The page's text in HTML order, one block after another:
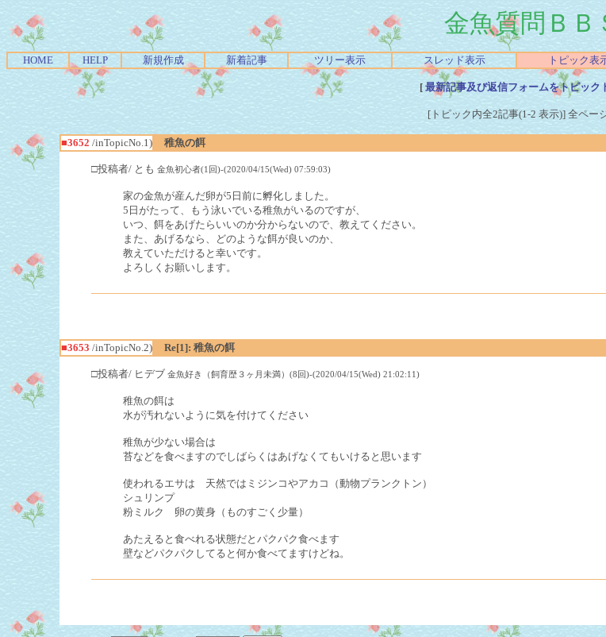
金魚質問ＢＢ
HOME HELP 新規作成 新着記事 ツリー表示 スレッド表示 トピック表
[最新記事及び返信フォームをトピック
[トピック内全2記事(1-2 表示)] 全ペー
■3652 /inTopicNo.1) 稚魚の餌
□投稿者/ とも 金魚初心者(1回)-(2020/04/15(Wed) 07:59:03)
家の金魚が産んだ卵が5日前に孵化しました。
5日がたって、もう泳いでいる稚魚がいるのですが、
いつ、餌をあげたらいいのか分からないので、教えてください。
また、あげるなら、どのような餌が良いのか、
教えていただけると幸いです。
よろしくお願いします。
■3653 /inTopicNo.2) Re[1]: 稚魚の餌
□投稿者/ ヒデブ 金魚好き（飼育歴３ヶ月未満）(8回)-(2020/04/15(Wed) 21:02:11)
稚魚の餌は
水が汚れないように気を付けてください
稚魚が少ない場合は
苔などを食べますのでしばらくはあげなくてもいけると思います
使われるエサは 天然ではミジンコやアカコ（動物プランクトン）
シュリンプ
粉ミルク 卵の黄身（ものすごく少量）
あたえると食べれる状態だとパクパク食べます
壁などパクパクしてると何か食べてますけどね。